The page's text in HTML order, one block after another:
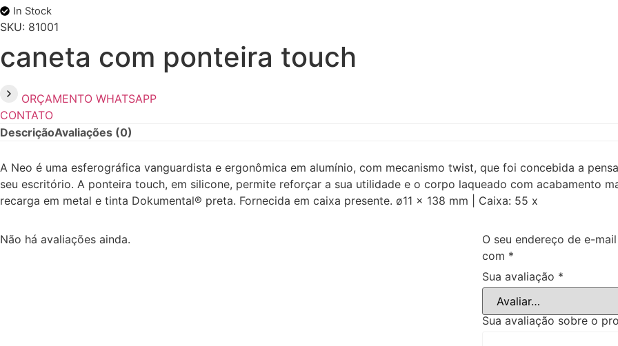
In Stock
SKU: 81001
caneta com ponteira touch
ORÇAMENTO WHATSAPP
CONTATO
DescriçãoAvaliações (0)
A Neo é uma esferográfica vanguardista e ergonômica em alumínio, com mecanismo twist, que foi concebida a
seu escritório. A ponteira touch, em silicone, permite reforçar a sua utilidade e o corpo laqueado com acabamento
recarga em metal e tinta Dokumental® preta. Fornecida em caixa presente. ø11 x 138 mm | Caixa: 55 x
Não há avaliações ainda.
O seu endereço de e-
com *
Sua avaliação *
Sua avaliação sobre o